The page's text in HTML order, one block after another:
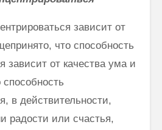
зависит от
что способность
зависит от качества ума и
в действительности,
радости или счастья,